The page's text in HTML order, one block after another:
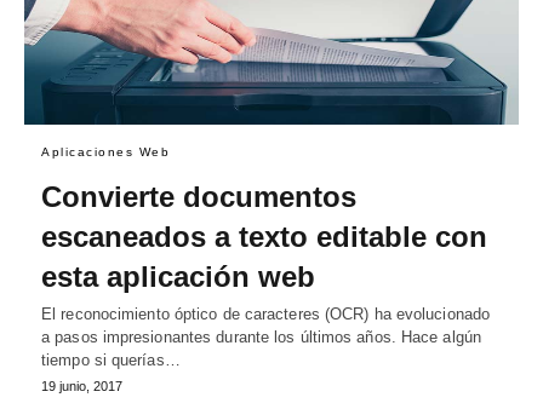
Aplicaciones Web
Convierte documentos
escaneados a texto editable con
esta aplicación web
El reconocimiento óptico de caracteres (OCR) ha evolucionado
a pasos impresionantes durante los últimos años. Hace algún
tiempo si querías…
19 junio, 2017